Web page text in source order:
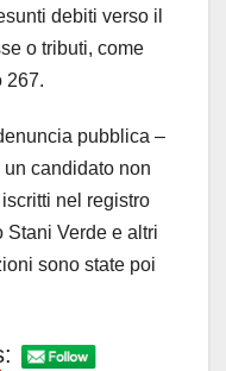
debiti verso il
o tributi, come
267.
pubblica –
candidato non
nel registro
Verde e altri
sono state poi